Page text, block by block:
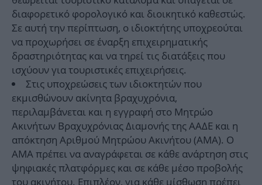
διαφορετικό φορολογικό και διοικητικό καθεστώς.
Σε αυτή την περίπτωση, ο ιδιοκτήτης υποχρεούται
να προχωρήσει σε έναρξη επιχειρηματικής
δραστηριότητας και να τηρεί τις διατάξεις που
ισχύουν για τουριστικές επιχειρήσεις.
Στις υποχρεώσεις των ιδιοκτητών που
εκμισθώνουν ακίνητα βραχυχρόνια,
περιλαμβάνεται και η εγγραφή στο Μητρώο
Ακινήτων Βραχυχρόνιας Διαμονής της ΑΑΔΕ και η
απόκτηση Αριθμού Μητρώου Ακινήτου (ΑΜΑ). Ο
ΑΜΑ πρέπει να αναγράφεται σε κάθε ανάρτηση στις
ψηφιακές πλατφόρμες και σε κάθε μέσο προβολής
του ακινήτου. Επιπλέον, για κάθε μίσθωση πρέπει